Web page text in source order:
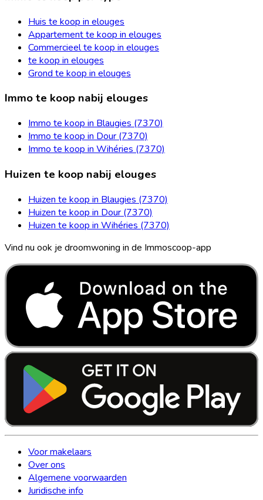
Huis te koop in elouges
Appartement te koop in elouges
Commercieel te koop in elouges
te koop in elouges
Grond te koop in elouges
Immo te koop nabij elouges
Immo te koop in Blaugies (7370)
Immo te koop in Dour (7370)
Immo te koop in Wihéries (7370)
Huizen te koop nabij elouges
Huizen te koop in Blaugies (7370)
Huizen te koop in Dour (7370)
Huizen te koop in Wihéries (7370)
Vind nu ook je droomwoning in de Immoscoop-app
Voor makelaars
Over ons
Algemene voorwaarden
Juridische info